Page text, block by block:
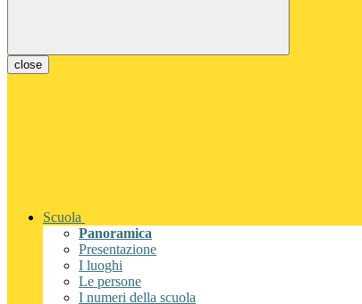
close
Scuola
Panoramica
Presentazione
I luoghi
Le persone
I numeri della scuola